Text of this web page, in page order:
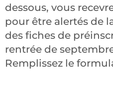
dessous, vous
pour être alertés de
des fiches de
rentrée de
Remplissez le